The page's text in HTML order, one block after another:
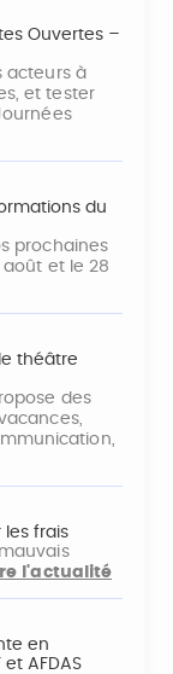
Ouvertes –
acteurs à
et tester
du
prochaines
et le 28
théâtre
des
les frais
l'actualité
en
AFDAS